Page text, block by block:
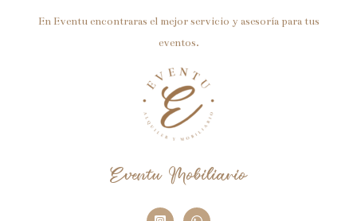
En Eventu encontraras el mejor servicio y asesoría para tus
eventos.
Eventu Mobiliario